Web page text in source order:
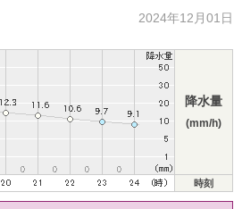
2024年12月01日
降水量
(mm/h)
時刻